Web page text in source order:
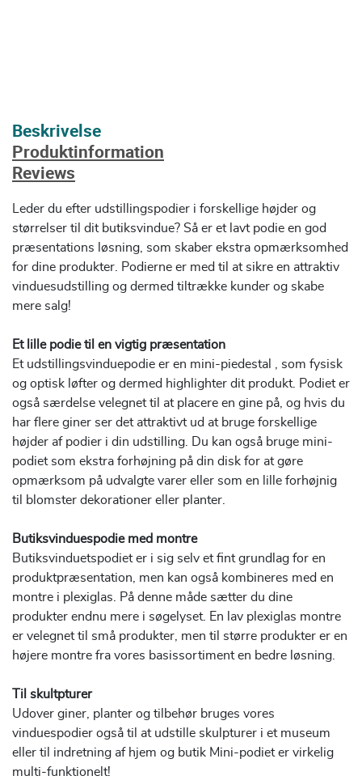
Beskrivelse
Produktinformation
Reviews
Leder du efter udstillingspodier i forskellige højder og
størrelser til dit butiksvindue? Så er et lavt podie en god
præsentations løsning, som skaber ekstra opmærksomhed
for dine produkter. Podierne er med til at sikre en attraktiv
vinduesudstilling og dermed tiltrække kunder og skabe
mere salg!
Et lille podie til en vigtig præsentation
Et udstillingsvinduepodie er en mini-piedestal , som fysisk
og optisk løfter og dermed highlighter dit produkt. Podiet er
også særdelse velegnet til at placere en gine på, og hvis du
har flere giner ser det attraktivt ud at bruge forskellige
højder af podier i din udstilling. Du kan også bruge mini-
podiet som ekstra forhøjning på din disk for at gøre
opmærksom på udvalgte varer eller som en lille forhøjnig
til blomster dekorationer eller planter.
Butiksvinduespodie med montre
Butiksvinduetspodiet er i sig selv et fint grundlag for en
produktpræsentation, men kan også kombineres med en
montre i plexiglas. På denne måde sætter du dine
produkter endnu mere i søgelyset. En lav plexiglas montre
er velegnet til små produkter, men til større produkter er en
højere montre fra vores basissortiment en bedre løsning.
Til skultpturer
Udover giner, planter og tilbehør bruges vores
vinduespodier også til at udstille skulpturer i et museum
eller til indretning af hjem og butik Mini-podiet er virkelig
multi-funktionelt!